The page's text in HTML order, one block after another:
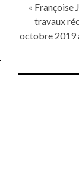
« Françoise
travaux
octobre 2019